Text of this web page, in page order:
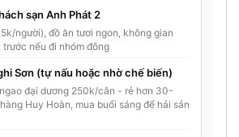
sạn Anh Phát 2
người), đồ ăn tươi ngon, không gian
trước nếu đi nhóm đông
Sơn (tự nấu hoặc nhờ chế biến)
đại dương 250k/cân - rẻ hơn 30-
Huy Hoàn, mua buổi sáng để hải sản